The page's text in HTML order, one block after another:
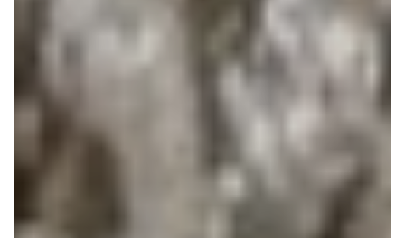
Beter drinken. Beter leven.
Inspiratie & Tips